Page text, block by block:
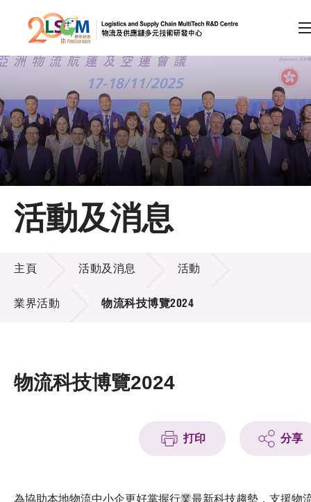
跳到內容（按回車鍵）
會員登入
A A EN 繁 简
主頁
關於LSCM
技術商品化
項目及資助計劃
活動及消息
科技分享
活動及消息
活動及消息
主頁 活動及消息 活動
業界活動 物流科技博覽2024
物流科技博覽2024
打印 分享
為協助本地物流中小企更好掌握行業最新科技趨勢，支援物